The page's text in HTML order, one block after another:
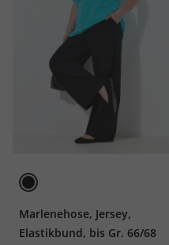
Marlenehose, Jersey,
Elastikbund, bis Gr. 66/68